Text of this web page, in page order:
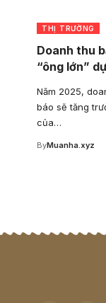
THỊ TRƯỜNG
Doanh thu
“ông lớn”
Năm 2025,
báo sẽ tăng
của…
ByMuanha.xyz